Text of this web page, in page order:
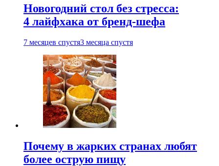
Новогодний стол без стресса:
4 лайфхака от бренд-шефа
7 месяцев спустя3 месяца спустя
Почему в жарких странах любят
более острую пищу